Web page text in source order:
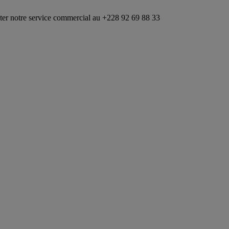
commercial au +228 92 69 88 33